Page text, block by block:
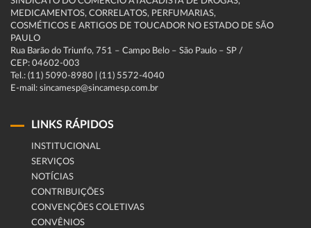
MEDICAMENTOS, CORRELATOS, PERFUMARIAS,
COSMÉTICOS E ARTIGOS DE TOUCADOR NO ESTADO DE SÃO
PAULO
Rua Barão do Triunfo, 751 – Campo Belo – São Paulo – SP /
CEP: 04602-003
Tel.: (11) 5090-8980 | (11) 5572-4040
E-mail: sincamesp@sincamesp.com.br
LINKS RÁPIDOS
INSTITUCIONAL
SERVIÇOS
NOTÍCIAS
CONTRIBUIÇÕES
CONVENÇÕES COLETIVAS
CONVÊNIOS